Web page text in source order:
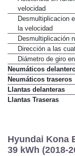
velocidad
Desmultiplicacion
la velocidad
Desmultiplicación
Dirección a las
Diámetro de giro
Neumáticos
Neumáticos traseros
Llantas delanteras
Llantas Traseras
Hyundai Kona
39 kWh (2018-